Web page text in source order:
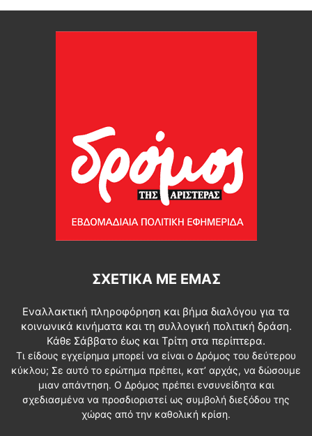
ΣΧΕΤΙΚΆ ΜΕ ΕΜΆΣ
Εναλλακτική πληροφόρηση και βήμα διαλόγου για τα
κοινωνικά κινήματα και τη συλλογική πολιτική δράση.
Κάθε Σάββατο έως και Τρίτη στα περίπτερα.
Τι είδους εγχείρημα μπορεί να είναι ο Δρόμος του δεύτερου
κύκλου; Σε αυτό το ερώτημα πρέπει, κατ’ αρχάς, να δώσουμε
μιαν απάντηση. Ο Δρόμος πρέπει ενσυνείδητα και
σχεδιασμένα να προσδιοριστεί ως συμβολή διεξόδου της
χώρας από την καθολική κρίση.